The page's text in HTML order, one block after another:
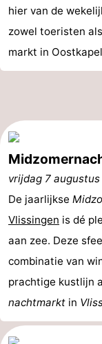
-
Speeltuinen
Binnenspeeltuinen
-
Minigolfbanen
Wellness
centra
Dorpen
&
Steden
Natuur
Rondleidingen
Sporten
-
Zwembaden
-
hier van de
zowel toeristen
markt in
vrijdag 7
De jaarlijkse
Vlissingen is dé
aan zee. Deze
combinatie van
prachtige kustlijn
nachtmarkt in